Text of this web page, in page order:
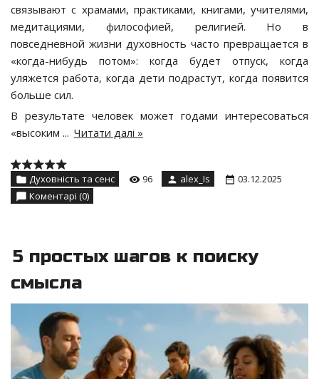
связывают с храмами, практиками, книгами, учителями,
медитациями, философией, религией. Но в
повседневной жизни духовность часто превращается в
«когда-нибудь потом»: когда будет отпуск, когда
уляжется работа, когда дети подрастут, когда появится
больше сил.
В результате человек может годами интересоваться
«высоким ... Читати далі »
Духовність та сенс 96 alex_Is
03.12.2025
Коментарі (0)
5 простых шагов к поиску
смысла